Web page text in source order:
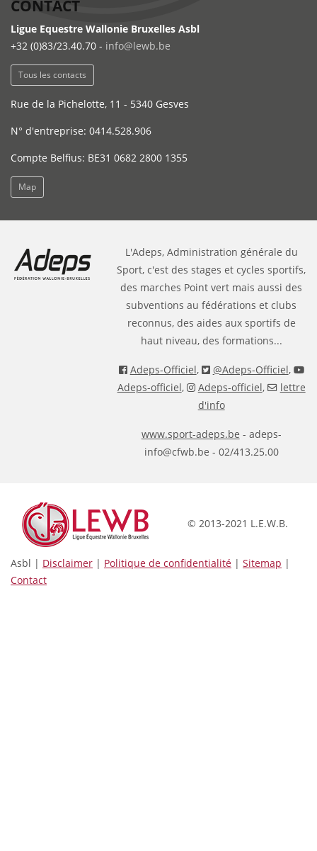
CONTACT
Ligue Equestre Wallonie Bruxelles Asbl
+32 (0)83/23.40.70 - info@lewb.be
Tous les contacts
Rue de la Pichelotte, 11 - 5340 Gesves
N° d'entreprise: 0414.528.906
Compte Belfius: BE31 0682 2800 1355
Map
L'Adeps, Administration générale du
Sport, c'est des stages et cycles sportifs,
des marches Point vert mais aussi des
subventions au fédérations et clubs
reconnus, des aides aux sportifs de
haut niveau, des formations...
Adeps-Officiel, @Adeps-Officiel,
Adeps-officiel, Adeps-officiel,
lettre
d'info
www.sport-adeps.be - adeps-
info@cfwb.be - 02/413.25.00
© 2013-2021 L.E.W.B.
Asbl | Disclaimer | Politique de confidentialité | Sitemap |
Contact